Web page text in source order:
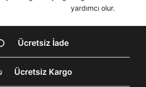
UNDER
SİTESİNDE
yardımcı olur.
Ücretsiz İade
Ücretsiz Kargo